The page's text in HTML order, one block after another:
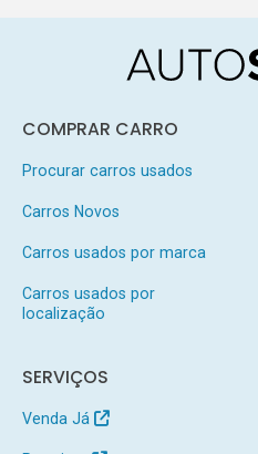
COMPRAR CARRO
Procurar carros usados
Carros Novos
Carros usados por marca
Carros usados por
localização
SERVIÇOS
Venda Já